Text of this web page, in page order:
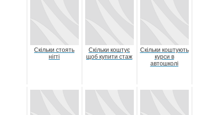
Скільки стоять
нігті
Скільки коштує
щоб купити стаж
Скільки коштують
курси в
автошколі